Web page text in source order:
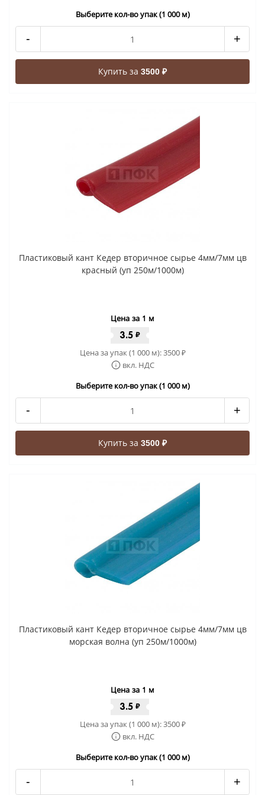
Выберите кол-во упак (1 000 м)
- +
Купить за 3500 ₽
Пластиковый кант Кедер вторичное сырье 4мм/7мм цв
красный (уп 250м/1000м)
Цена за 1 м
3.5 ₽
Цена за упак (1 000 м):3500₽
вкл. НДС
Выберите кол-во упак (1 000 м)
- +
Купить за 3500 ₽
Пластиковый кант Кедер вторичное сырье 4мм/7мм цв
морская волна (уп 250м/1000м)
Цена за 1 м
3.5 ₽
Цена за упак (1 000 м):3500₽
вкл. НДС
Выберите кол-во упак (1 000 м)
- +